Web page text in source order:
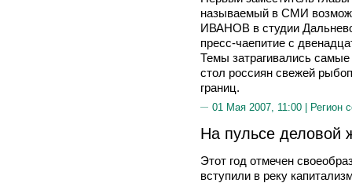
называемый в СМИ
ИВАНОВ в студии
пресс-чаепитие с
Темы затрагивались
стол россиян свежей
границ.
01 Мая 2007, 11:00 | Регион
На пульсе деловой
Этот год отмечен
вступили в реку